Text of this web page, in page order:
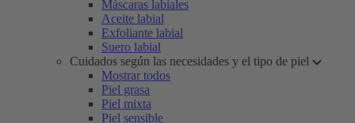
Máscaras labiales
Aceite labial
Exfoliante labial
Suero labial
Cuidados según las necesidades y el tipo de piel
Mostrar todos
Piel grasa
Piel mixta
Piel sensible